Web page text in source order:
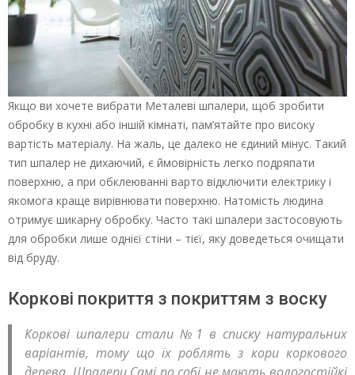
Якщо ви хочете вибрати Металеві шпалери, щоб зробити
обробку в кухні або іншій кімнаті, пам’ятайте про високу
вартість матеріалу. На жаль, це далеко не єдиний мінус. Такий
тип шпалер не дихаючий, є ймовірність легко подряпати
поверхню, а при обклеюванні варто відключити електрику і
якомога краще вирівнювати поверхню. Натомість людина
отримує шикарну обробку. Часто такі шпалери застосовують
для обробки лише однієї стіни – тієї, яку доведеться очищати
від бруду.
Коркові покриття з покриттям з воску
Коркові шпалери стали №1 в списку натуральних
варіантів, тому що їх роблять з кори коркового
дерева. Шпалери Самі по собі не мають вологостійкі